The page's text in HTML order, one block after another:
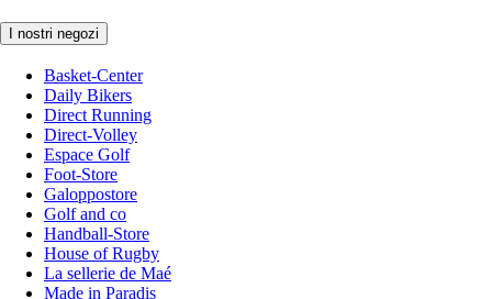
I nostri negozi
Basket-Center
Daily Bikers
Direct Running
Direct-Volley
Espace Golf
Foot-Store
Galoppostore
Golf and co
Handball-Store
House of Rugby
La sellerie de Maé
Made in Paradis